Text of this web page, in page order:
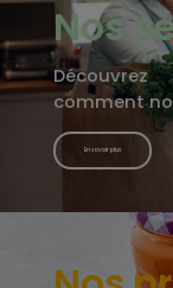
Nos
Découvrez
comment
En savoir plus